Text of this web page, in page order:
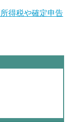
得税や確定申告